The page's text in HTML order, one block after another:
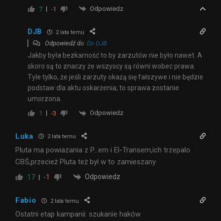
7 -1 Odpowiedz
DJB 2 lata temu
Odpowiedź do Do DJB
Jakby była bezkarność to by zarzutów nie było nawet. A
skoro są to znaczy że wszyscy są równi wobec prawa.
Tyle tylko, że jeśli zarzuty okażą się fałszywe i nie będzie
podstaw dla aktu oskarżenia, to sprawa zostanie
umorzona.
1 -3 Odpowiedz
Luka 2 lata temu
Pluta ma powiazania z P…em i El-Transem,ich trzepalo
CBŚ,przecież Pluta też byl w to zamieszany
17 -1 Odpowiedz
Fabio 2 lata temu
Ostatni etap kampanii: szukanie haków